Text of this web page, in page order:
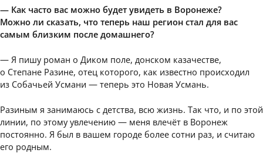
— Как часто вас можно будет увидеть в Воронеже?
Можно ли сказать, что теперь наш регион стал для вас
самым близким после домашнего?
— Я пишу роман о Диком поле, донском казачестве,
о Степане Разине, отец которого, как известно происходил
из Собачьей Усмани — теперь это Новая Усмань.
Разиным я занимаюсь с детства, всю жизнь. Так что, и по этой
линии, по этому увлечению — меня влечёт в Воронеж
постоянно. Я был в вашем городе более сотни раз, и считаю
его родным.